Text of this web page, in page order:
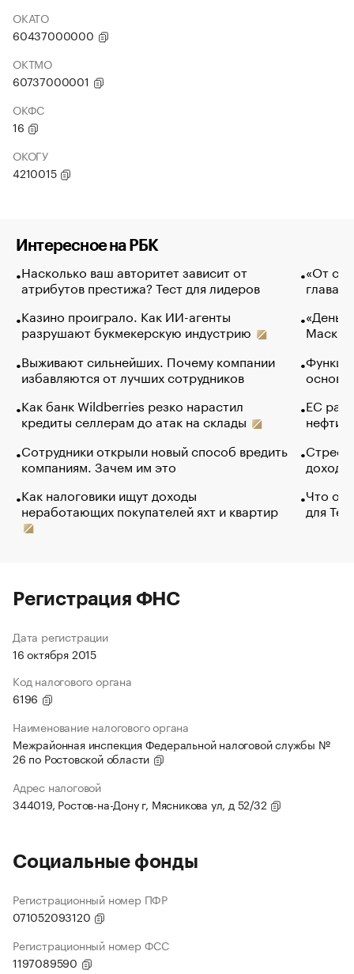
ОКАТО
60437000000
ОКТМО
60737000001
ОКФС
16
ОКОГУ
4210015
Интересное на РБК
Насколько ваш авторитет зависит от
атрибутов престижа? Тест для лидеров
Казино проиграло. Как ИИ-агенты
разрушают букмекерскую индустрию
Выживают сильнейших. Почему компании
избавляются от лучших сотрудников
Как банк Wildberries резко нарастил
кредиты селлерам до атак на склады
Сотрудники открыли новый способ вредить
компаниям. Зачем им это
Как налоговики ищут доходы
неработающих покупателей яхт и квартир
«От
глава
Маск в
основ
ЕС
нефти
Что
для
Регистрация ФНС
Дата регистрации
16 октября 2015
Код налогового органа
6196
Наименование налогового органа
Межрайонная инспекция Федеральной налоговой службы №
26 по Ростовской области
Адрес налоговой
344019, Ростов-на-Дону г, Мясникова ул, д 52/32
Социальные фонды
Регистрационный номер ПФР
071052093120
Регистрационный номер ФСС
1197089590